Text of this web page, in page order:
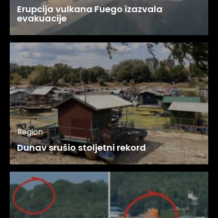
Erupcija vulkana Fuego izazvala
evakuacije
Region
Dunav srušio stoljetni rekord